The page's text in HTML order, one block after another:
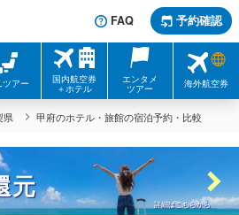
FAQ 予約確認
ツアー 国内航空券
＋ホテル
エンタメ
ツアー 海外航空券
県 甲府のホテル・旅館の宿泊予約・比較
元
詳細はこちらから